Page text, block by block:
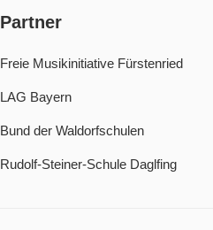
Partner
Freie Musikinitiative Fürstenried
LAG Bayern
Bund der Waldorfschulen
Rudolf-Steiner-Schule Daglfing